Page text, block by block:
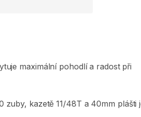
maximální pohodlí a radost při
zuby​​,​ kazetě 11​​/​​48T a 40mm plášti